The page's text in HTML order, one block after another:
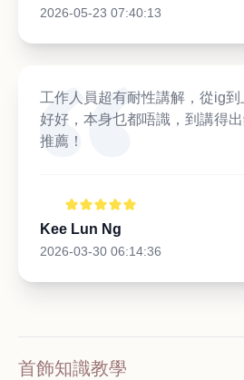
2026-05-23 07:40:13
工作人員超有耐性講解，從ig
好好，本身乜都唔識，到講得
推薦！
Kee Lun Ng
2026-03-30 06:14:36
首飾知識教學